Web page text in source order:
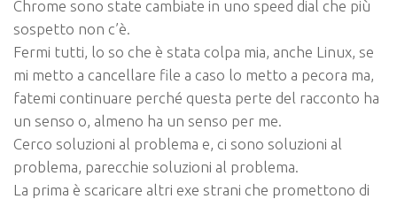
Chrome sono state cambiate in uno speed dial che più
sospetto non c’è.
Fermi tutti, lo so che è stata colpa mia, anche Linux, se
mi metto a cancellare file a caso lo metto a pecora ma,
fatemi continuare perché questa perte del racconto ha
un senso o, almeno ha un senso per me.
Cerco soluzioni al problema e, ci sono soluzioni al
problema, parecchie soluzioni al problema.
La prima è scaricare altri exe strani che promettono di